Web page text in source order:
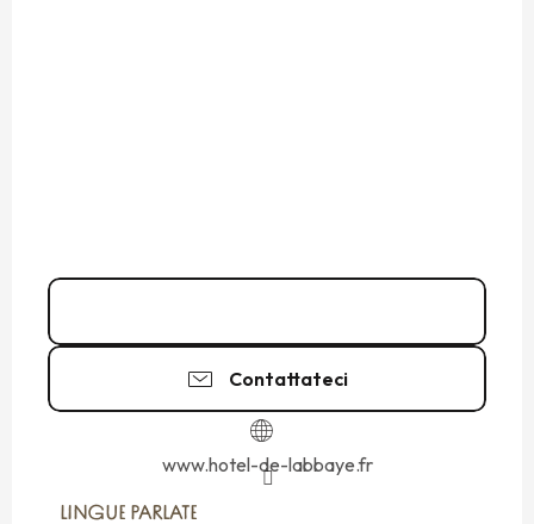
Contattateci
www.hotel-de-labbaye.fr
LINGUE PARLATE
LINGUE PARLATE